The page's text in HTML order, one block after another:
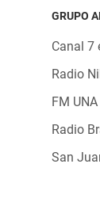
GRUPO
Canal 7
Radio
FM UNA
Radio
San